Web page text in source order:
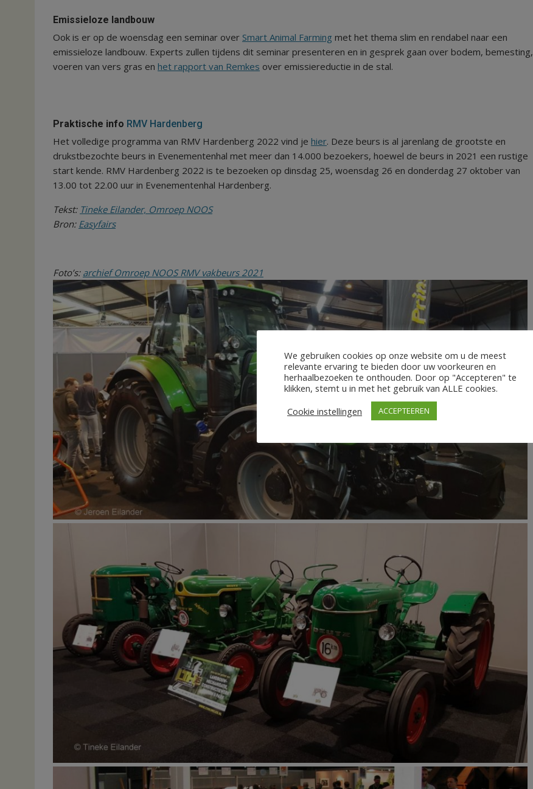
Emissieloze landbouw
Ook is er op de woensdag een seminar over Smart Animal Farming met het thema slim en rendabel naar een
emissieloze landbouw. Experts zullen tijdens dit seminar presenteren en in gesprek gaan over bodem, bemesting,
voeren van vers gras en het rapport van Remkes over emissiereductie in de stal.
Praktische info RMV Hardenberg
Het volledige programma van RMV Hardenberg 2022 vind je hier. Deze beurs is al jarenlang de grootste en
drukstbezochte beurs in Evenementenhal met meer dan 14.000 bezoekers, hoewel de beurs in 2021 een rustige
start kende. RMV Hardenberg 2022 is te bezoeken op dinsdag 25, woensdag 26 en donderdag 27 oktober van
13.00 tot 22.00 uur in Evenementenhal Hardenberg.
Tekst: Tineke Eilander, Omroep NOOS
Bron: Easyfairs
Foto’s: archief Omroep NOOS RMV vakbeurs 2021
We gebruiken cookies op onze website om u de meest
relevante ervaring te bieden door uw voorkeuren en
herhaalbezoeken te onthouden. Door op "Accepteren" te
klikken, stemt u in met het gebruik van ALLE cookies.
Cookie instellingen
ACCEPTEEREN